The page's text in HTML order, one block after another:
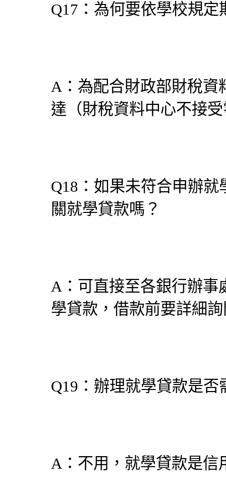
Q17：為何要依學校規
A：為配合財政部財稅資
達（財稅資料中心不接
Q18：如果未符合申辦
關就學貸款嗎？
A：可直接至各銀行辦事
學貸款，借款前要詳細
Q19：辦理就學貸款是否
A：不用，就學貸款是信